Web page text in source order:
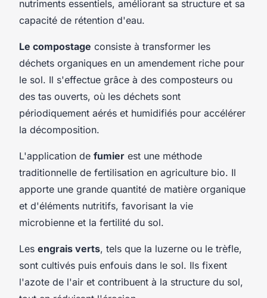
nutriments essentiels, améliorant sa structure et sa
capacité de rétention d'eau.
Le compostage consiste à transformer les
déchets organiques en un amendement riche pour
le sol. Il s'effectue grâce à des composteurs ou
des tas ouverts, où les déchets sont
périodiquement aérés et humidifiés pour accélérer
la décomposition.
L'application de fumier est une méthode
traditionnelle de fertilisation en agriculture bio. Il
apporte une grande quantité de matière organique
et d'éléments nutritifs, favorisant la vie
microbienne et la fertilité du sol.
Les engrais verts, tels que la luzerne ou le trèfle,
sont cultivés puis enfouis dans le sol. Ils fixent
l'azote de l'air et contribuent à la structure du sol,